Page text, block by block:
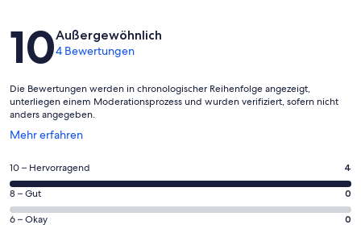
Bewertungen
10Außergewöhnlich
4 Bewertungen
Die Bewertungen werden in chronologischer Reihenfolge angezeigt,
unterliegen einem Moderationsprozess und wurden verifiziert, sofern nicht
anders angegeben.
Mehr erfahren
Wird
einem
neuen
Fenster
geöffnet
4
von
insgesamt
4
10 – Hervorragend 4
0
von
8 – Gut 0
0
6 – Okay 0